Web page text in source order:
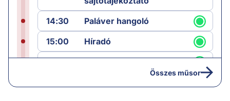
14:30
Paláver hangoló
15:00
Híradó
Összes műsor